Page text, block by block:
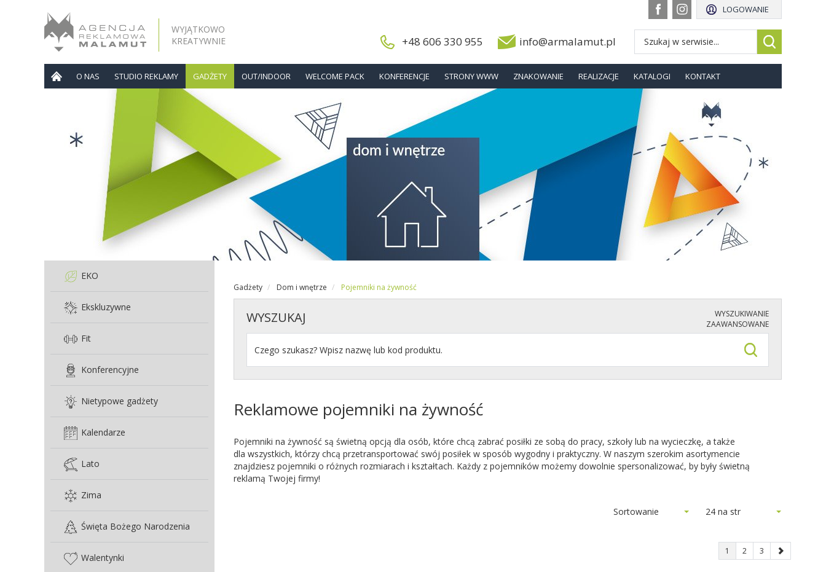
WYJĄTKOWO
KREATYWNIE
+48 606 330 955 info@armalamut.pl
LOGOWANIE
O NAS STUDIO REKLAMY GADŻETY OUT/INDOOR WELCOME PACK KONFERENCJE STRONY WWW ZNAKOWANIE REALIZACJE KATALOGI KONTAKT
EKO
Ekskluzywne
Fit
Konferencyjne
Nietypowe gadżety
Kalendarze
Lato
Zima
Święta Bożego Narodzenia
Walentynki
Gadżety Dom i wnętrze Pojemniki na żywność
WYSZUKAJ
WYSZUKIWANIE
ZAAWANSOWANE
Reklamowe pojemniki na żywność
Pojemniki na żywność są świetną opcją dla osób, które chcą zabrać posiłki ze sobą do pracy, szkoły lub na wycieczkę, a także
dla wszystkich, którzy chcą przetransportować swój posiłek w sposób wygodny i praktyczny. W naszym szerokim asortymencie
znajdziesz pojemniki o różnych rozmiarach i kształtach. Każdy z pojemników możemy dowolnie spersonalizować, by były świetną
reklamą Twojej firmy!
Sortowanie 24 na str
1 2 3